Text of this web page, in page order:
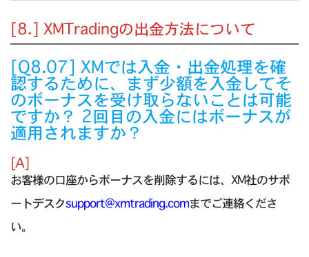
[8.] XMTradingの出金方法について
[Q8.07] XMでは入金・出金処理を確
認するために、まず少額を入金してそ
のボーナスを受け取らないことは可能
ですか？ 2回目の入金にはボーナスが
適用されますか？
[A]
お客様の口座からボーナスを削除するには、XM社のサポ
ートデスクsupport@xmtrading.comまでご連絡くださ
い。